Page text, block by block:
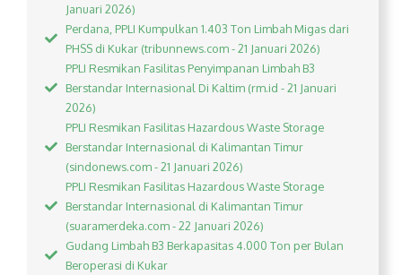
Januari 2026)
Perdana, PPLI Kumpulkan 1.403 Ton Limbah Migas dari
PHSS di Kukar (tribunnews.com - 21 Januari 2026)
PPLI Resmikan Fasilitas Penyimpanan Limbah B3
Berstandar Internasional Di Kaltim (rm.id - 21 Januari
2026)
PPLI Resmikan Fasilitas Hazardous Waste Storage
Berstandar Internasional di Kalimantan Timur
(sindonews.com - 21 Januari 2026)
PPLI Resmikan Fasilitas Hazardous Waste Storage
Berstandar Internasional di Kalimantan Timur
(suaramerdeka.com - 22 Januari 2026)
Gudang Limbah B3 Berkapasitas 4.000 Ton per Bulan
Beroperasi di Kukar